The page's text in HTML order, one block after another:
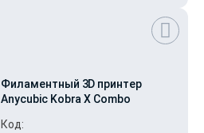
Филаментный 3D принтер
Anycubic Kobra X Combo
Код: